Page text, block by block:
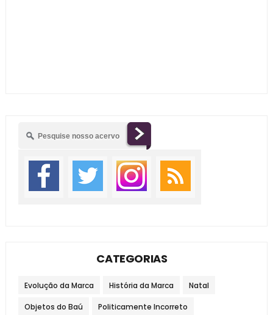
CATEGORIAS
Evolução da Marca História da Marca Natal
Objetos do Baú Politicamente Incorreto